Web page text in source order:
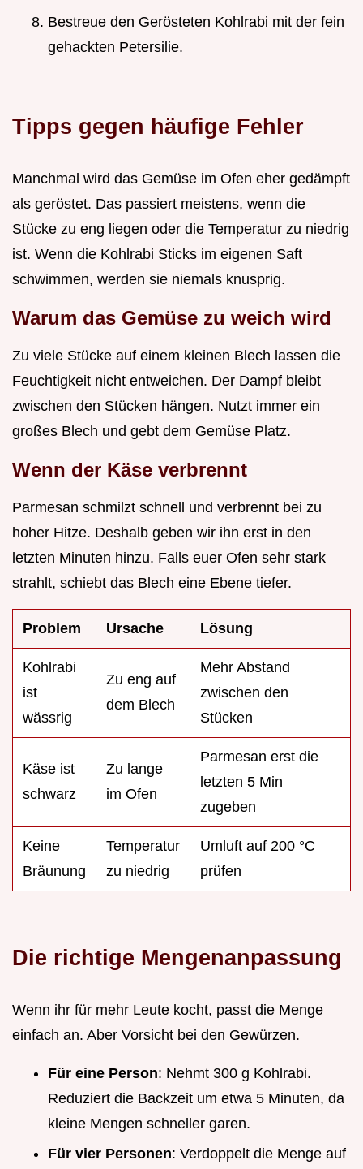
Bestreue den Gerösteten Kohlrabi mit der fein
gehackten Petersilie.
Tipps gegen häufige Fehler
Manchmal wird das Gemüse im Ofen eher gedämpft
als geröstet. Das passiert meistens, wenn die
Stücke zu eng liegen oder die Temperatur zu niedrig
ist. Wenn die Kohlrabi Sticks im eigenen Saft
schwimmen, werden sie niemals knusprig.
Warum das Gemüse zu weich wird
Zu viele Stücke auf einem kleinen Blech lassen die
Feuchtigkeit nicht entweichen. Der Dampf bleibt
zwischen den Stücken hängen. Nutzt immer ein
großes Blech und gebt dem Gemüse Platz.
Wenn der Käse verbrennt
Parmesan schmilzt schnell und verbrennt bei zu
hoher Hitze. Deshalb geben wir ihn erst in den
letzten Minuten hinzu. Falls euer Ofen sehr stark
strahlt, schiebt das Blech eine Ebene tiefer.
Problem Ursache Lösung
Kohlrabi
ist
wässrig
Zu eng auf
dem Blech
Mehr Abstand
zwischen den
Stücken
Käse ist
schwarz
Zu lange
im Ofen
Parmesan erst die
letzten 5 Min
zugeben
Keine
Bräunung
Temperatur
zu niedrig
Umluft auf 200 °C
prüfen
Die richtige Mengenanpassung
Wenn ihr für mehr Leute kocht, passt die Menge
einfach an. Aber Vorsicht bei den Gewürzen.
Für eine Person: Nehmt 300 g Kohlrabi.
Reduziert die Backzeit um etwa 5 Minuten, da
kleine Mengen schneller garen.
Für vier Personen: Verdoppelt die Menge auf